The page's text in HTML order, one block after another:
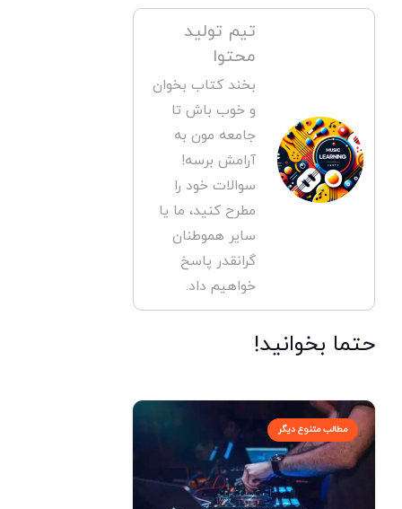
تیم تولید
محتوا
بخند کتاب بخوان
و خوب باش تا
جامعه مون به
آرامش برسه!
سوالات خود را
مطرح کنید، ما یا
سایر هموطنان
گرانقدر پاسخ
خواهیم داد.
حتما بخوانید!
مطالب متنوع دیگر